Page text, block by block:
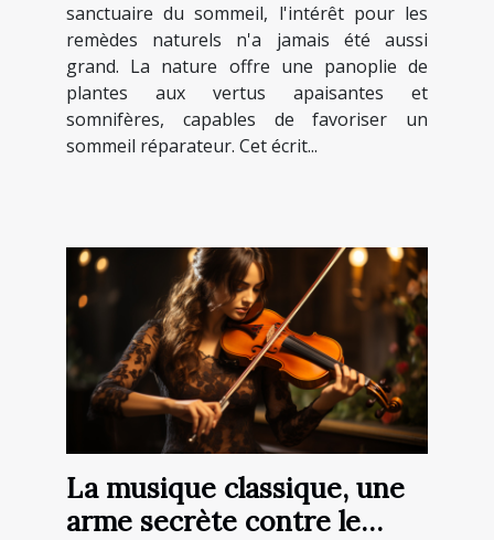
sanctuaire du sommeil, l'intérêt pour les
remèdes naturels n'a jamais été aussi
grand. La nature offre une panoplie de
plantes aux vertus apaisantes et
somnifères, capables de favoriser un
sommeil réparateur. Cet écrit...
La musique classique, une
arme secrète contre le